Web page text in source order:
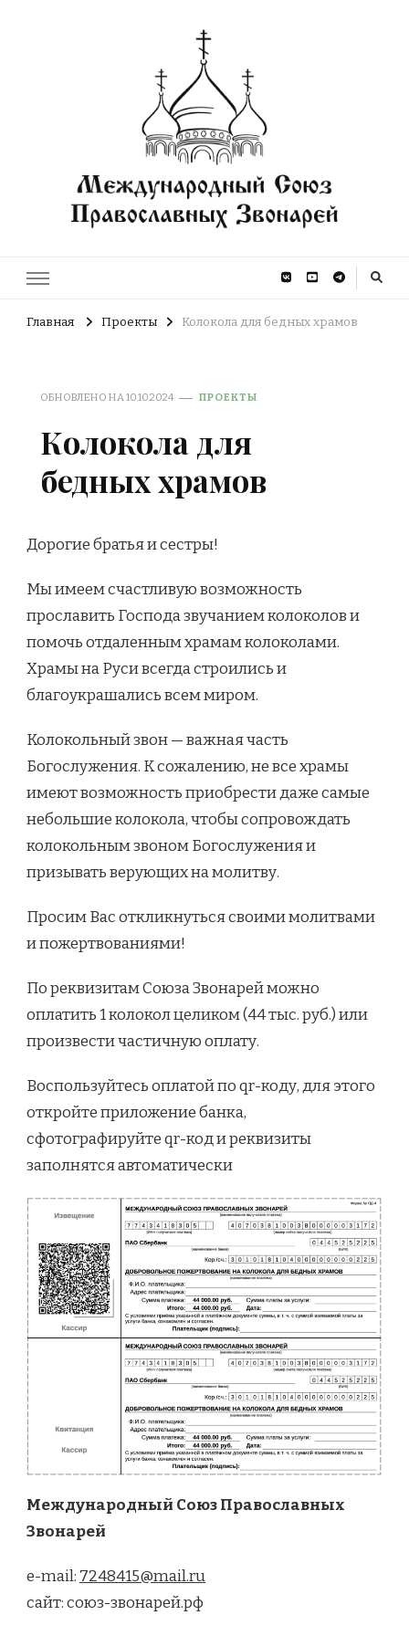
Православных Звонарей
Главная Проекты Колокола для бедных храмов
ОБНОВЛЕНО НА10.10.2024 ПРОЕКТЫ
Колокола для
бедных храмов
Дорогие братья и сестры!
Мы имеем счастливую возможность
прославить Господа звучанием колоколов и
помочь отдаленным храмам колоколами.
Храмы на Руси всегда строились и
благоукрашались всем миром.
Колокольный звон — важная часть
Богослужения. К сожалению, не все храмы
имеют возможность приобрести даже самые
небольшие колокола, чтобы сопровождать
колокольным звоном Богослужения и
призывать верующих на молитву.
Просим Вас откликнуться своими молитвами
и пожертвованиями!
По реквизитам Союза Звонарей можно
оплатить 1 колокол целиком (44 тыс. руб.) или
произвести частичную оплату.
Воспользуйтесь оплатой по qr-коду, для этого
откройте приложение банка,
сфотографируйте qr-код и реквизиты
заполнятся автоматически
Международный Союз Православных
Звонарей
e-mail: 7248415@mail.ru
сайт: союз-звонарей.рф